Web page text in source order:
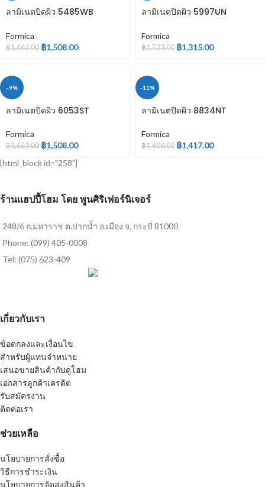
ลามิเนตปิดผิว 5485WB
Formica
฿1,662.00 ฿1,508.00
ลามิเนตปิดผิว 5997UN
Formica
฿1,523.00 ฿1,315.00
-9%
ลามิเนตปิดผิว 6053ST
Formica
฿1,662.00 ฿1,508.00
-11%
ลามิเนตปิดผิว 8834NT
Formica
฿1,600.00 ฿1,417.00
[html_block id="258"]
ร้านแฮปปี้โฮม โดย พูนศิริเฟอร์นิเจอร์
248/6 ถ.มหาราช ต.ปากน้ำ อ.เมือง จ. กระบี่ 81000
Phone: (099) 405-0008
Tel: (075) 623-409
เกี่ยวกับเรา
ข้อตกลงและเงื่อนไข
สำหรับผู้แทนจำหน่าย
เสนอขายสินค้ากับดูโฮม
เอกสารลูกค้าเครดิต
รับสมัครงาน
ติดต่อเรา
ช่วยเหลือ
นโยบายการสั่งซื้อ
วิธีการชำระเงิน
นโยบายการจัดส่งสินค้า